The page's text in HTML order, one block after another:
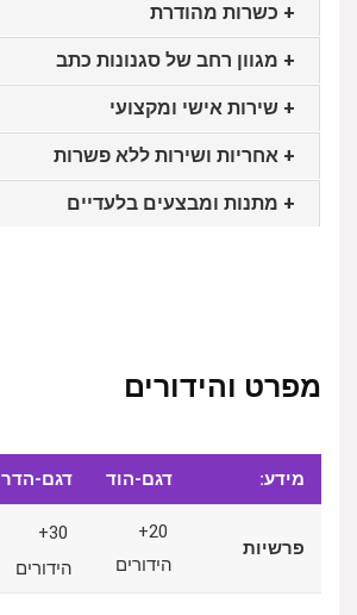
+ כשרות מהודרת
+ מגוון רחב של סגנונות כתב
+ שירות אישי ומקצועי
+ אחריות ושירות ללא פשרות
+ מתנות ומבצעים בלעדיים
מפרט והידורים
מידע: דגם-הוד דגם-הדר
פרשיות
20+
הידורים
30+
הידורים